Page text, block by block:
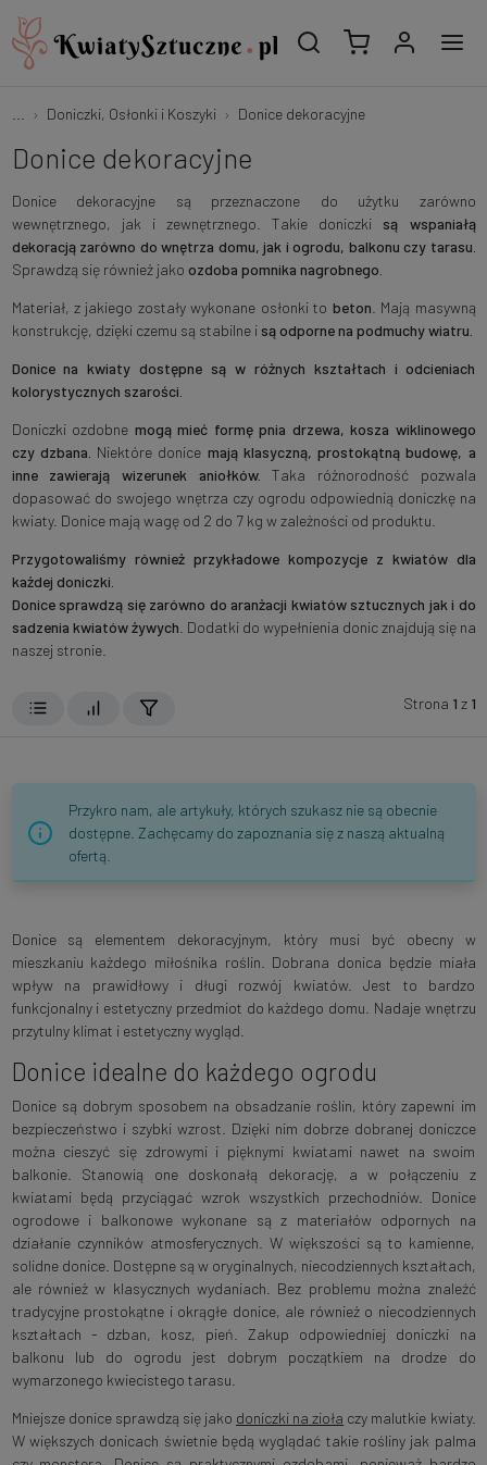
Doniczki, Osłonki i Koszyki Donice dekoracyjne
Donice dekoracyjne
Donice dekoracyjne są przeznaczone do użytku zarówno
wewnętrznego, jak i zewnętrznego. Takie doniczki są wspaniałą
dekoracją zarówno do wnętrza domu, jak i ogrodu, balkonu czy tarasu.
Sprawdzą się również jako ozdoba pomnika nagrobnego.
Materiał, z jakiego zostały wykonane osłonki to beton . Mają masywną
konstrukcję, dzięki czemu są stabilne i są odporne na podmuchy wiatru.
Donice na kwiaty dostępne są w różnych kształtach i odcieniach
kolorystycznych szarości.
Doniczki ozdobne mogą mieć formę pnia drzewa, kosza wiklinowego
czy dzbana. Niektóre donice mają klasyczną, prostokątną budowę, a
inne zawierają wizerunek aniołków. Taka różnorodność pozwala
dopasować do swojego wnętrza czy ogrodu odpowiednią doniczkę na
kwiaty. Donice mają wagę od 2 do 7 kg w zależności od produktu.
Przygotowaliśmy również przykładowe kompozycje z kwiatów dla
każdej doniczki.
Donice sprawdzą się zarówno do aranżacji kwiatów sztucznych jak i do
sadzenia kwiatów żywych . Dodatki do wypełnienia donic znajdują się na
naszej stronie.
Strona 1 z 1
Przykro nam, ale artykuły, których szukasz nie są obecnie
dostępne. Zachęcamy do zapoznania się z naszą aktualną
ofertą.
Donice są elementem dekoracyjnym, który musi być obecny w
mieszkaniu każdego miłośnika roślin. Dobrana donica będzie miała
wpływ na prawidłowy i długi rozwój kwiatów. Jest to bardzo
funkcjonalny i estetyczny przedmiot do każdego domu. Nadaje wnętrzu
przytulny klimat i estetyczny wygląd.
Donice idealne do każdego ogrodu
Donice są dobrym sposobem na obsadzanie roślin, który zapewni im
bezpieczeństwo i szybki wzrost. Dzięki nim dobrze dobranej doniczce
można cieszyć się zdrowymi i pięknymi kwiatami nawet na swoim
balkonie. Stanowią one doskonałą dekorację, a w połączeniu z
kwiatami będą przyciągać wzrok wszystkich przechodniów. Donice
ogrodowe i balkonowe wykonane są z materiałów odpornych na
działanie czynników atmosferycznych. W większości są to kamienne,
solidne donice. Dostępne są w oryginalnych, niecodziennych kształtach,
ale również w klasycznych wydaniach. Bez problemu można znaleźć
tradycyjne prostokątne i okrągłe donice, ale również o niecodziennych
kształtach - dzban, kosz, pień. Zakup odpowiedniej doniczki na
balkonu lub do ogrodu jest dobrym początkiem na drodze do
wymarzonego kwiecistego tarasu.
Mniejsze donice sprawdzą się jako doniczki na zioła czy malutkie kwiaty.
W większych donicach świetnie będą wyglądać takie rośliny jak palma